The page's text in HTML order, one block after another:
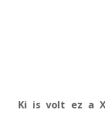
Ki is volt ez a